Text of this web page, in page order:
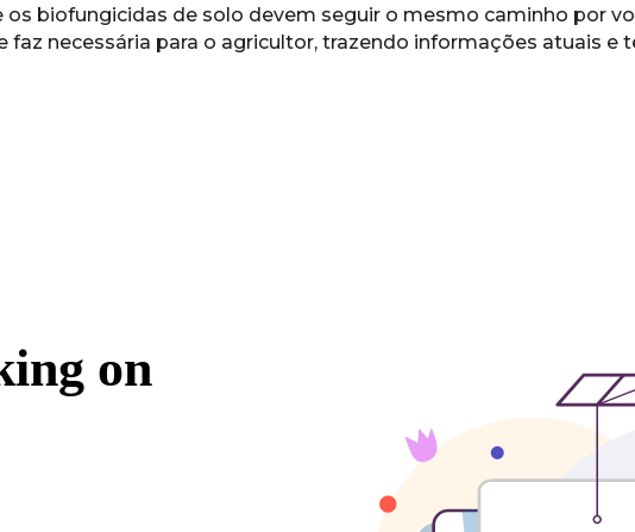
os biofungicidas de solo devem seguir o mesmo caminho por
faz necessária para o agricultor, trazendo informações atuais e